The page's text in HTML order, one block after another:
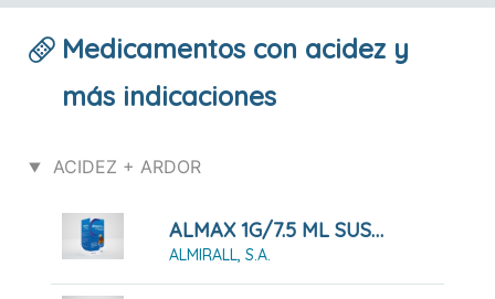
Medicamentos con acidez y
más indicaciones
ACIDEZ + ARDOR
ALMAX 1G/7.5 ML SUSPENSION ORAL
ALMIRALL, S.A.